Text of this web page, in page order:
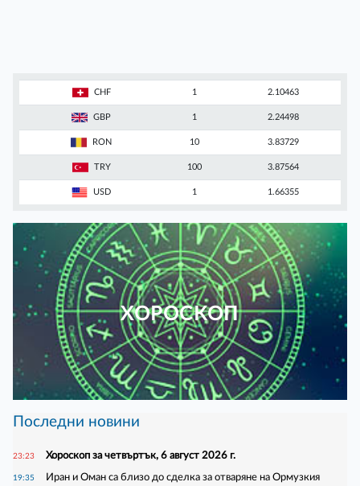
CHF 1 2.10463
GBP 1 2.24498
RON 10 3.83729
TRY 100 3.87564
USD 1 1.66355
ХОРОСКОП
Последни новини
23:23 Хороскоп за четвъртък, 6 август 2026 г.
19:35
Иран и Оман са близо до сделка за отваряне на Ормузкия